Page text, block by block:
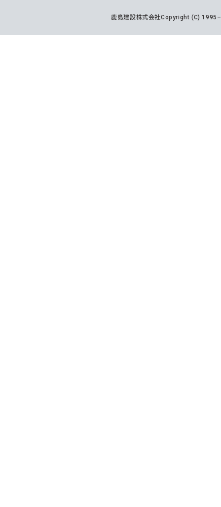
鹿島建設株式会社Copyright (C)